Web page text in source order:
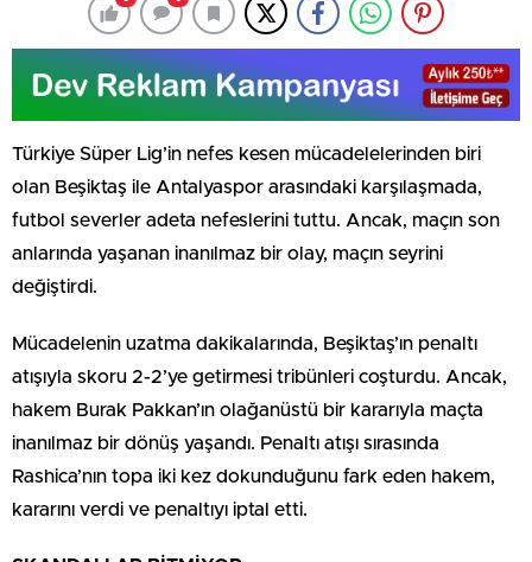
Türkiye Süper Lig’in nefes kesen mücadelelerinden biri
olan Beşiktaş ile Antalyaspor arasındaki karşılaşmada,
futbol severler adeta nefeslerini tuttu. Ancak, maçın son
anlarında yaşanan inanılmaz bir olay, maçın seyrini
değiştirdi.
Mücadelenin uzatma dakikalarında, Beşiktaş’ın penaltı
atışıyla skoru 2-2’ye getirmesi tribünleri coşturdu. Ancak,
hakem Burak Pakkan’ın olağanüstü bir kararıyla maçta
inanılmaz bir dönüş yaşandı. Penaltı atışı sırasında
Rashica’nın topa iki kez dokunduğunu fark eden hakem,
kararını verdi ve penaltıyı iptal etti.